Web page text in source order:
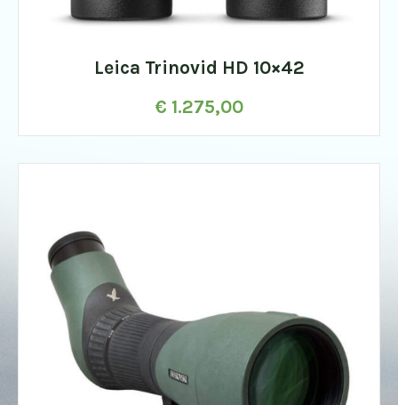
Leica Trinovid HD 10×42
€ 1.275,00